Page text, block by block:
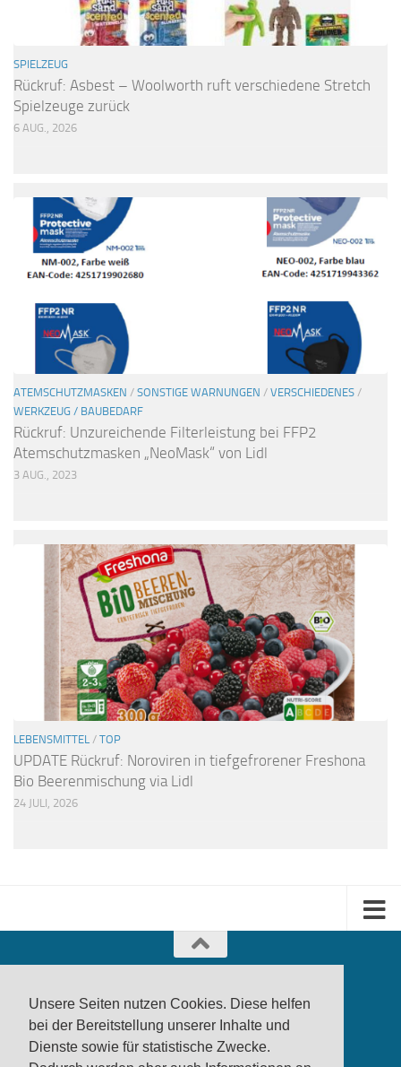
Unsere Seiten nutzen Cookies. Diese helfen
bei der Bereitstellung unserer Inhalte und
Dienste sowie für statistische Zwecke.
SPIELZEUG
Rückruf: Asbest – Woolworth ruft verschiedene Stretch
Spielzeuge zurück
6 AUG., 2026
ATEMSCHUTZMASKEN / SONSTIGE WARNUNGEN / VERSCHIEDENES /
WERKZEUG / BAUBEDARF
Rückruf: Unzureichende Filterleistung bei FFP2
Atemschutzmasken „NeoMask“ von Lidl
3 AUG., 2023
LEBENSMITTEL / TOP
UPDATE Rückruf: Noroviren in tiefgefrorener Freshona
Bio Beerenmischung via Lidl
24 JULI, 2026
produktwarnung.eu - 2007-2026